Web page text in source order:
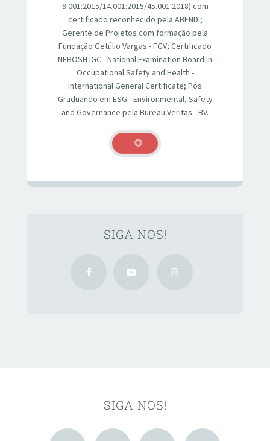
9.001:2015/14.001:2015/45.001:2018) com
certificado reconhecido pela ABENDI;
Gerente de Projetos com formação pela
Fundação Getúlio Vargas - FGV; Certificado
NEBOSH IGC - National Examination Board in
Occupational Safety and Health -
International General Certificate; Pós
Graduando em ESG - Environmental, Safety
and Governance pela Bureau Veritas - BV.
SIGA NOS!
SIGA NOS!